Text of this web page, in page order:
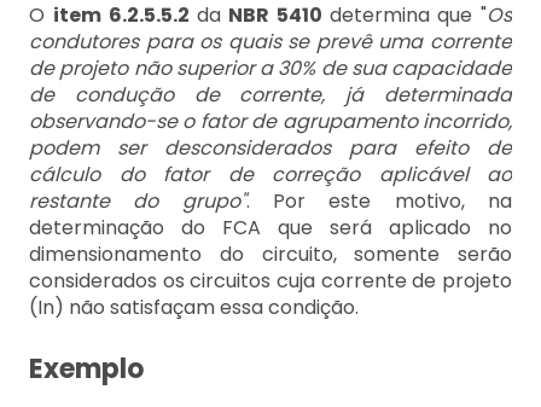
O item 6.2.5.5.2 da NBR 5410 determina que "Os
condutores para os quais se prevê uma corrente
de projeto não superior a 30% de sua capacidade
de condução de corrente, já determinada
observando-se o fator de agrupamento incorrido,
podem ser desconsiderados para efeito de
cálculo do fator de correção aplicável ao
restante do grupo". Por este motivo, na
determinação do FCA que será aplicado no
dimensionamento do circuito, somente serão
considerados os circuitos cuja corrente de projeto
(In) não satisfaçam essa condição.
Exemplo